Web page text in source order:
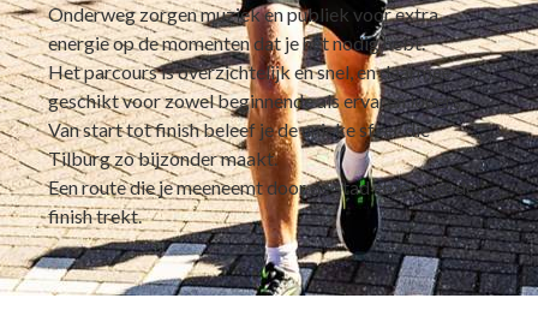
Onderweg zorgen muziek en publiek voor extra
energie op de momenten dat je het nodig hebt.
Het parcours is overzichtelijk en snel, en daarmee
geschikt voor zowel beginnende als ervaren lopers.
Van start tot finish beleef je de unieke sfeer die
Tilburg zo bijzonder maakt.
Een route die je meeneemt door de stad én je over de
finish trekt.